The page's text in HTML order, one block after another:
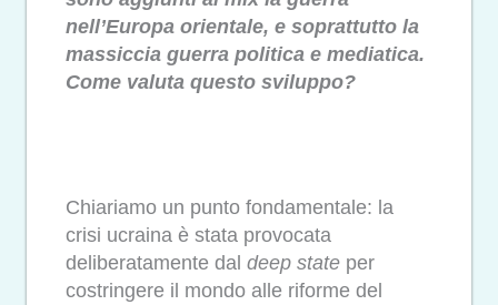
nell’Europa orientale, e soprattutto la
massiccia guerra politica e mediatica.
Come valuta questo sviluppo?
Chiariamo un punto fondamentale: la
crisi ucraina è stata provocata
deliberatamente dal deep state per
costringere il mondo alle riforme del